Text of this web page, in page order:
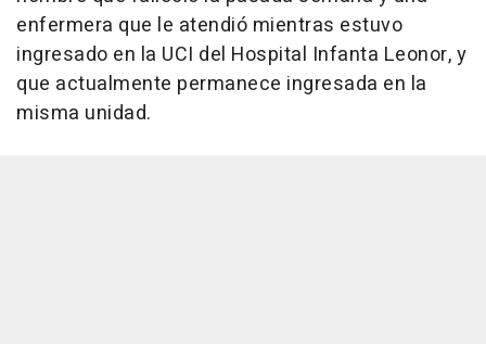
enfermera que le atendió mientras estuvo
ingresado en la UCI del Hospital Infanta Leonor, y
que actualmente permanece ingresada en la
misma unidad.